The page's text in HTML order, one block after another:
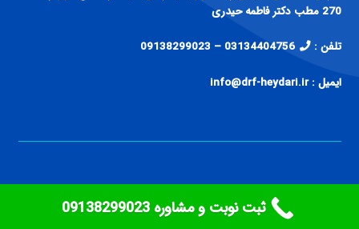
ثبت نوبت و مشاوره ‎09138299023